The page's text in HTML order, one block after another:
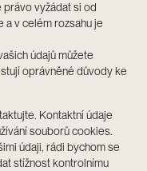
právo vyžádat si od
a v celém rozsahu je
údajů můžete
oprávněné důvody ke
Kontaktní údaje
souborů cookies.
údaji, rádi bychom se
stížnost kontrolnímu